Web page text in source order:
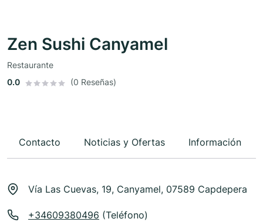
Zen Sushi Canyamel
Restaurante
0.0
(0 Reseñas)
Contacto Noticias y Ofertas Información
Vía Las Cuevas, 19, Canyamel, 07589 Capdepera
+34609380496 (Teléfono)